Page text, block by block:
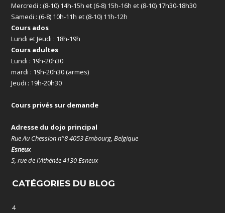
Mercredi : (8-10) 14h-15h et (6-8) 15h-16h et (8-10) 17h30-18h30
Samedi : (6-8) 10h-11h et (8-10) 11h-12h
Cours ados
Lundi et Jeudi : 18h-19h
Cours adultes
Lundi : 19h-20h30
mardi : 19h-20h30 (armes)
Jeudi : 19h-20h30
Cours privés sur demande
Adresse du dojo principal
Rue Au Chession n°8 4053 Embourg, Belgique
Esneux
5, rue de l'Athénée 4130 Esneux
CATÉGORIES DU BLOG
4